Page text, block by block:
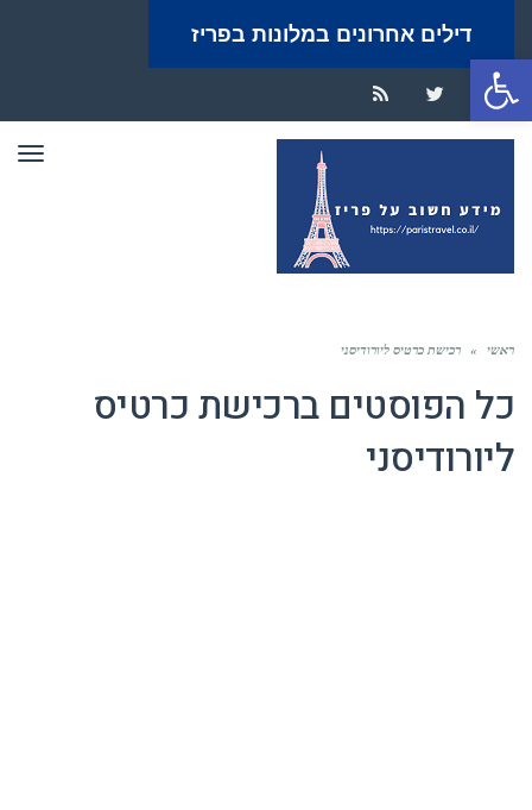
פתח סרגל נגישות
דילים אחרונים במלונות בפריז
Facebook
Twitter
RSS
ראשי » רכישת כרטיס ליורודיסני
כל הפוסטים ברכישת כרטיס
ליורודיסני